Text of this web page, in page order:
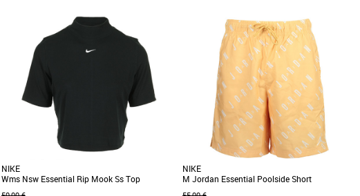
Vêtements pas cher et Promos Vêtements
CONFORT ET STYLE DÉCONTRACTÉ. La
preuve qu'un classique peut rester tendance.
Le t-shirt Nike Sportswear [...]
Vêtements pas cher et Promos Vêtements
Enfile ce legging Air pour profiter d'un confort
absolu. Conçu dans un tissu en jersey
extensible, [...]
NIKE
Wms Nsw Essential Rip Mook Ss Top
NIKE
M Jordan Essential Poolside Short